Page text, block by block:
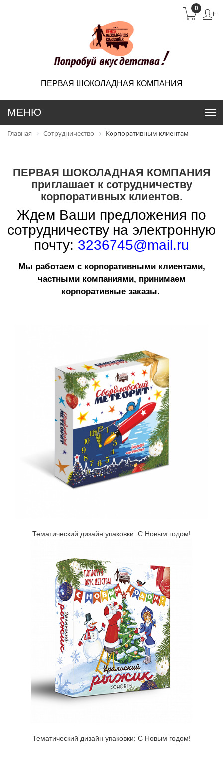
0
ПЕРВАЯ ШОКОЛАДНАЯ КОМПАНИЯ
Главная Сотрудничество Корпоративным клиентам
ПЕРВАЯ ШОКОЛАДНАЯ КОМПАНИЯ
приглашает к сотрудничеству
корпоративных клиентов.
Ждем Ваши предложения по
сотрудничеству на электронную
почту: 3236745@mail.ru
Мы работаем с корпоративными клиентами,
частными компаниями, принимаем
корпоративные заказы.
Тематический дизайн упаковки: С Новым годом!
Тематический дизайн упаковки: С Новым годом!